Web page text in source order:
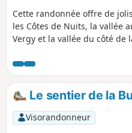
Cette randonnée offre de
les Côtes de Nuits, la vallée
Vergy et la vallée du côté de
Corboin et Concoeur, puis
Saint-Vivant en rénovation.
Le sentier de la
Visorandonneur